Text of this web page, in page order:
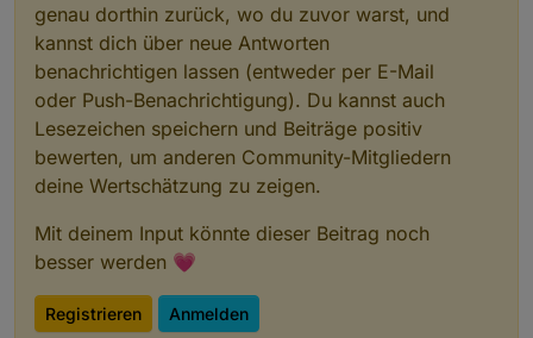
genau dorthin zurück, wo du zuvor warst, und
kannst dich über neue Antworten
benachrichtigen lassen (entweder per E-Mail
oder Push-Benachrichtigung). Du kannst auch
Lesezeichen speichern und Beiträge positiv
bewerten, um anderen Community-Mitgliedern
deine Wertschätzung zu zeigen.
Mit deinem Input könnte dieser Beitrag noch
besser werden 💗
Registrieren Anmelden